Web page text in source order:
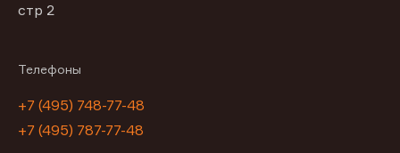
стр 2
Телефоны
+7 (495) 748-77-48
+7 (495) 787-77-48